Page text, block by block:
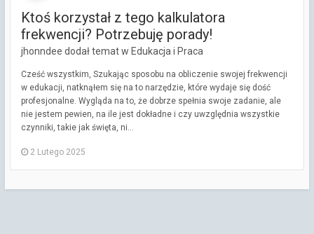
Ktoś korzystał z tego kalkulatora
frekwencji? Potrzebuję porady!
jhonndee dodał temat w Edukacja i Praca
Cześć wszystkim, Szukając sposobu na obliczenie swojej frekwencji
w edukacji, natknąłem się na to narzędzie, które wydaje się dość
profesjonalne. Wygląda na to, że dobrze spełnia swoje zadanie, ale
nie jestem pewien, na ile jest dokładne i czy uwzględnia wszystkie
czynniki, takie jak święta, ni...
2 Lutego 2025